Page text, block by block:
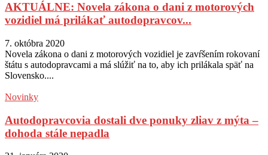
AKTUÁLNE: Novela zákona o dani z motorových
vozidiel má prilákať autodopravcov...
7. októbra 2020
Novela zákona o dani z motorových vozidiel je zavŕšením rokovaní
štátu s autodopravcami a má slúžiť na to, aby ich prilákala späť na
Slovensko....
Novinky
Autodopravcovia dostali dve ponuky zliav z mýta –
dohoda stále nepadla